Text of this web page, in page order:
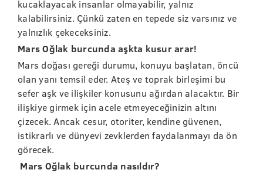
kucaklayacak insanlar olmayabilir, yalnız
kalabilirsiniz. Çünkü zaten en tepede siz varsınız ve
yalnızlık çekeceksiniz.
Mars Oğlak burcunda aşkta kusur arar!
Mars doğası gereği durumu, konuyu başlatan, öncü
olan yanı temsil eder. Ateş ve toprak birleşimi bu
sefer aşk ve ilişkiler konusunu ağırdan alacaktır. Bir
ilişkiye girmek için acele etmeyeceğinizin altını
çizecek. Ancak cesur, otoriter, kendine güvenen,
istikrarlı ve dünyevi zevklerden faydalanmayı da ön
görecek.
Mars Oğlak burcunda nasıldır?